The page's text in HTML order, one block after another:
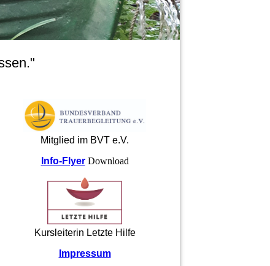
Mitglied im BVT e.V.
Info-FlyerDownload
Kursleiterin Letzte Hilfe
Impressum